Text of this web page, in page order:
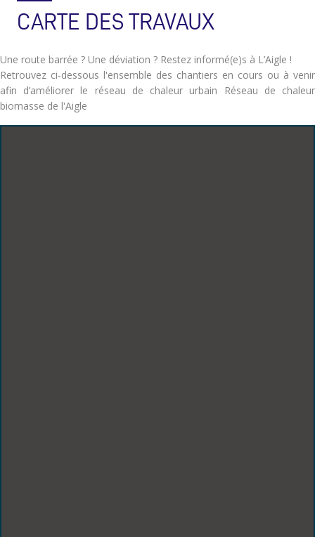
CARTE DES TRAVAUX
Une route barrée ? Une déviation ? Restez informé(e)s à L’Aigle !
Retrouvez ci-dessous l'ensemble des chantiers en cours ou à venir
afin d’améliorer le réseau de chaleur urbain Réseau de chaleur
biomasse de l'Aigle